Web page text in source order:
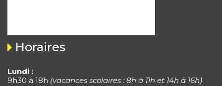
Horaires
Lundi :
9h30 à 18h (vacances scolaires : 8h à 11h et 14h à 16h)